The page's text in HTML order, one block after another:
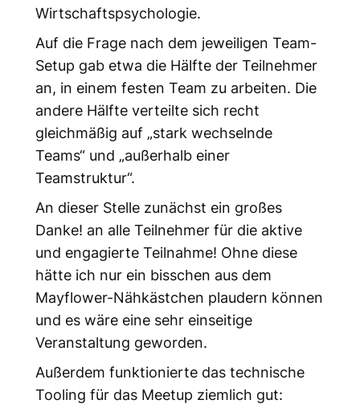
Wirtschaftspsychologie.
Auf die Frage nach dem jeweiligen Team-
Setup gab etwa die Hälfte der Teilnehmer
an, in einem festen Team zu arbeiten. Die
andere Hälfte verteilte sich recht
gleichmäßig auf „stark wechselnde
Teams“ und „außerhalb einer
Teamstruktur“.
An dieser Stelle zunächst ein großes
Danke! an alle Teilnehmer für die aktive
und engagierte Teilnahme! Ohne diese
hätte ich nur ein bisschen aus dem
Mayflower-Nähkästchen plaudern können
und es wäre eine sehr einseitige
Veranstaltung geworden.
Außerdem funktionierte das technische
Tooling für das Meetup ziemlich gut: